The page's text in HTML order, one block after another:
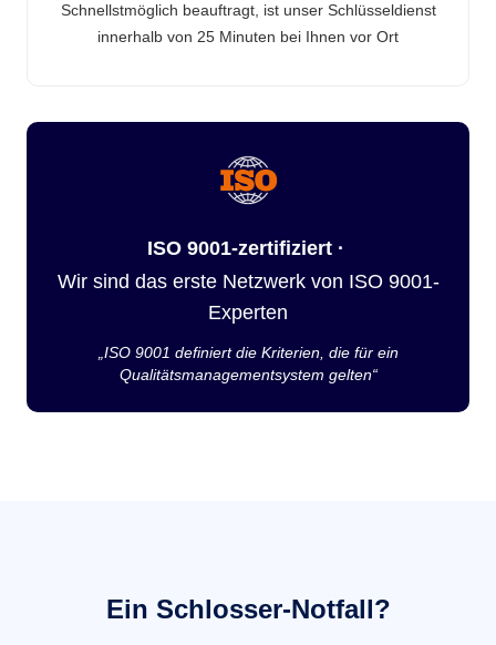
Schnellstmöglich beauftragt, ist unser Schlüsseldienst
innerhalb von 25 Minuten bei Ihnen vor Ort
ISO 9001-zertifiziert ·
Wir sind das erste Netzwerk von ISO 9001-
Experten
„ISO 9001 definiert die Kriterien, die für ein
Qualitätsmanagementsystem gelten“
Ein Schlosser-Notfall?